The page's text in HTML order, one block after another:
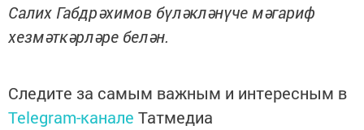
Салих Габдрәхимов бүләкләнүче мәгариф
хезмәткәрләре белән.
Следите за самым важным и интересным в
Telegram-канале Татмедиа